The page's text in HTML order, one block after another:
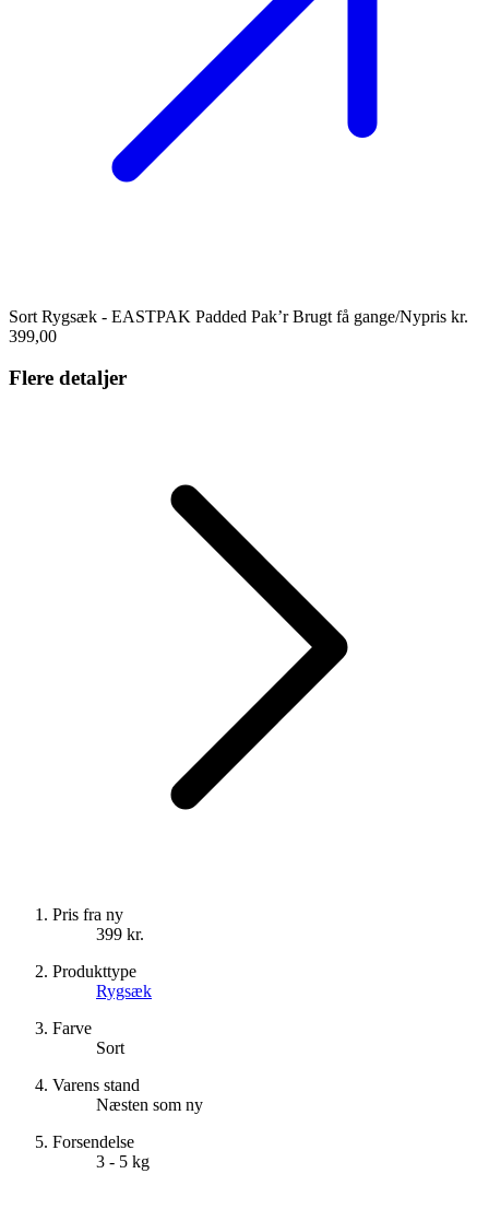
Sort Rygsæk - EASTPAK Padded Pak’r Brugt få gange/Nypris kr.
399,00
Flere detaljer
Pris fra ny
399 kr.
Produkttype
Rygsæk
Farve
Sort
Varens stand
Næsten som ny
Forsendelse
3 - 5 kg